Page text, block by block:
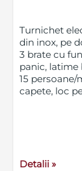
Turnichet
din inox, pe
3 brate cu
panic, latime
15
capete, loc
Detalii »